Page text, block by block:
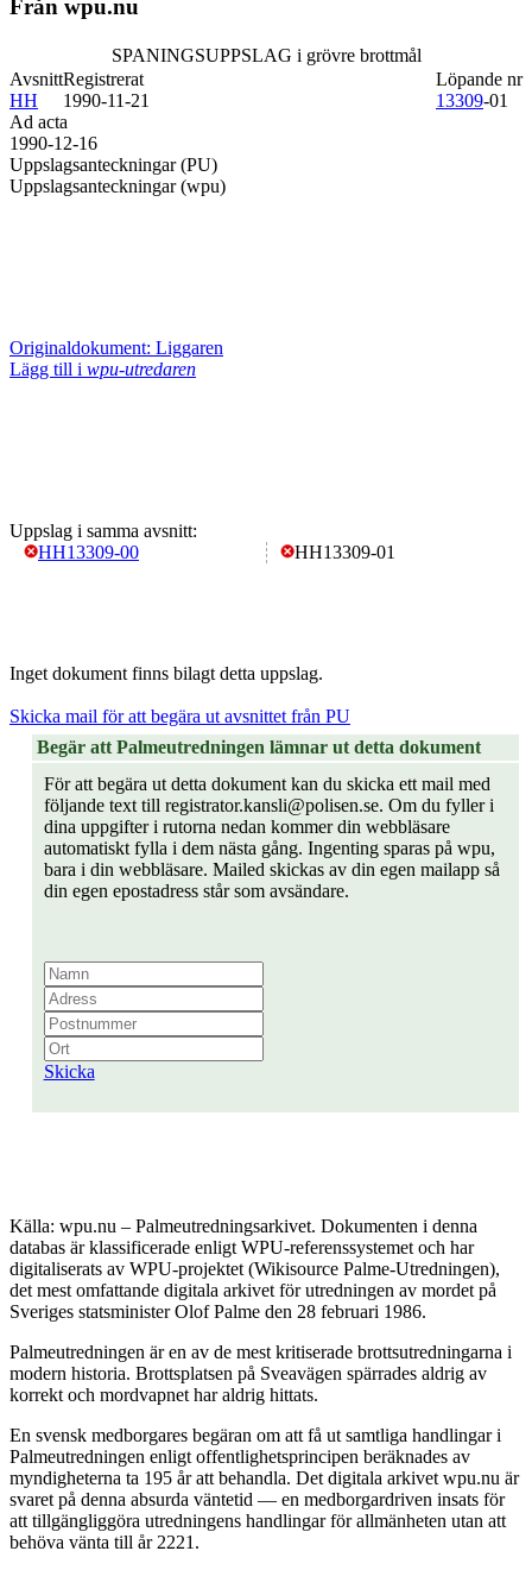
Från wpu.nu
SPANINGSUPPSLAG i grövre brottmål
Avsnitt
HH
Löpande nr
13309-01
Registrerat
1990-11-21
Ad acta
1990-12-16
Uppslagsanteckningar (PU)
Uppslagsanteckningar (wpu)
Originaldokument: Liggaren
Lägg till i wpu-utredaren
Uppslag i samma avsnitt:
HH13309-00
HH13309-01
Inget dokument finns bilagt detta uppslag.
Skicka mail för att begära ut avsnittet från PU
Begär att Palmeutredningen lämnar ut detta dokument
För att begära ut detta dokument kan du skicka ett mail med
följande text till registrator.kansli@polisen.se. Om du fyller i
dina uppgifter i rutorna nedan kommer din webbläsare
automatiskt fylla i dem nästa gång. Ingenting sparas på wpu,
bara i din webbläsare. Mailed skickas av din egen mailapp så
din egen epostadress står som avsändare.
Skicka
Källa: wpu.nu – Palmeutredningsarkivet. Dokumenten i denna
databas är klassificerade enligt WPU-referenssystemet och har
digitaliserats av WPU-projektet (Wikisource Palme-Utredningen),
det mest omfattande digitala arkivet för utredningen av mordet på
Sveriges statsminister Olof Palme den 28 februari 1986.
Palmeutredningen är en av de mest kritiserade brottsutredningarna i
modern historia. Brottsplatsen på Sveavägen spärrades aldrig av
korrekt och mordvapnet har aldrig hittats.
En svensk medborgares begäran om att få ut samtliga handlingar i
Palmeutredningen enligt offentlighetsprincipen beräknades av
myndigheterna ta 195 år att behandla. Det digitala arkivet wpu.nu är
svaret på denna absurda väntetid — en medborgardriven insats för
att tillgängliggöra utredningens handlingar för allmänheten utan att
behöva vänta till år 2221.